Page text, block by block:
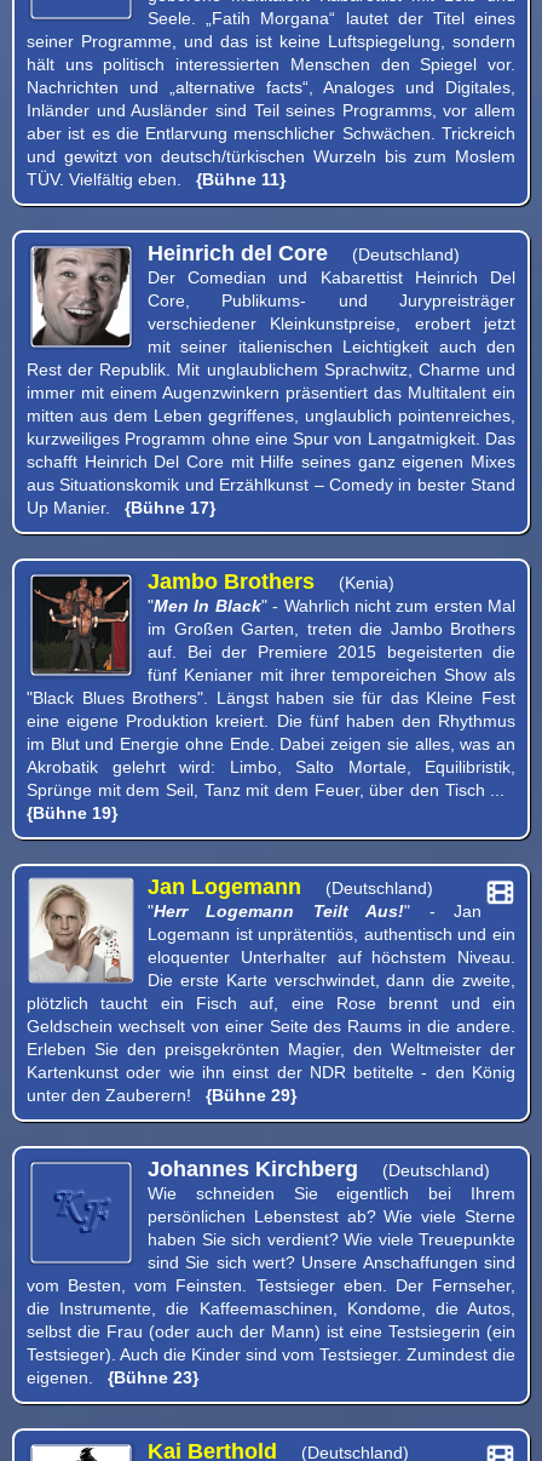
Seele. „Fatih Morgana“ lautet der Titel eines
seiner Programme, und das ist keine Luftspiegelung, sondern
hält uns politisch interessierten Menschen den Spiegel vor.
Nachrichten und „alternative facts“, Analoges und Digitales,
Inländer und Ausländer sind Teil seines Programms, vor allem
aber ist es die Entlarvung menschlicher Schwächen. Trickreich
und gewitzt von deutsch/türkischen Wurzeln bis zum Moslem
TÜV. Vielfältig eben. {Bühne 11}
Heinrich del Core
(Deutschland)
Der Comedian und Kabarettist Heinrich Del
Core, Publikums- und Jurypreisträger
verschiedener Kleinkunstpreise, erobert jetzt
mit seiner italienischen Leichtigkeit auch den
Rest der Republik. Mit unglaublichem Sprachwitz, Charme und
immer mit einem Augenzwinkern präsentiert das Multitalent ein
mitten aus dem Leben gegriffenes, unglaublich pointenreiches,
kurzweiliges Programm ohne eine Spur von Langatmigkeit. Das
schafft Heinrich Del Core mit Hilfe seines ganz eigenen Mixes
aus Situationskomik und Erzählkunst – Comedy in bester Stand
Up Manier. {Bühne 17}
Jambo Brothers
(Kenia)
"Men In Black" - Wahrlich nicht zum ersten Mal
im Großen Garten, treten die Jambo Brothers
auf. Bei der Premiere 2015 begeisterten die
fünf Kenianer mit ihrer temporeichen Show als
"Black Blues Brothers". Längst haben sie für das Kleine Fest
eine eigene Produktion kreiert. Die fünf haben den Rhythmus
im Blut und Energie ohne Ende. Dabei zeigen sie alles, was an
Akrobatik gelehrt wird: Limbo, Salto Mortale, Equilibristik,
Sprünge mit dem Seil, Tanz mit dem Feuer, über den Tisch ...
{Bühne 19}
Jan Logemann
(Deutschland)
"Herr Logemann Teilt Aus!" - Jan
Logemann ist unprätentiös, authentisch und ein
eloquenter Unterhalter auf höchstem Niveau.
Die erste Karte verschwindet, dann die zweite,
plötzlich taucht ein Fisch auf, eine Rose brennt und ein
Geldschein wechselt von einer Seite des Raums in die andere.
Erleben Sie den preisgekrönten Magier, den Weltmeister der
Kartenkunst oder wie ihn einst der NDR betitelte - den König
unter den Zauberern! {Bühne 29}
Johannes Kirchberg
(Deutschland)
Wie schneiden Sie eigentlich bei Ihrem
persönlichen Lebenstest ab? Wie viele Sterne
haben Sie sich verdient? Wie viele Treuepunkte
sind Sie sich wert? Unsere Anschaffungen sind
vom Besten, vom Feinsten. Testsieger eben. Der Fernseher,
die Instrumente, die Kaffeemaschinen, Kondome, die Autos,
selbst die Frau (oder auch der Mann) ist eine Testsiegerin (ein
Testsieger). Auch die Kinder sind vom Testsieger. Zumindest die
eigenen. {Bühne 23}
Kai Berthold
(Deutschland)